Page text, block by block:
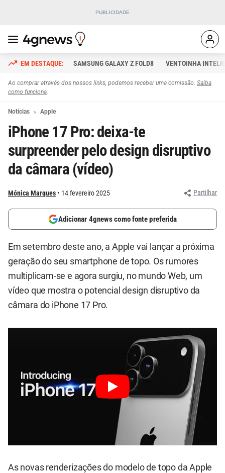
SAMSUNG GALAXY Z FOLD8 VENTOINHA
Ao comprar através dos nossos links, podemos receber uma comissão. Saiba
como funciona.
Notícias Apple
iPhone 17 Pro: deixa-te
surpreender pelo design disruptivo
da câmara (vídeo)
Mónica Marques 14 fevereiro 2025 Partilhar
Adicionar 4gnews como fonte preferida
Em setembro deste ano, a Apple vai lançar a próxima
geração do seu smartphone de topo. Os rumores
multiplicam-se e agora surgiu, no mundo Web, um
vídeo que mostra o potencial design disruptivo da
câmara do iPhone 17 Pro.
As novas renderizações do modelo de topo da Apple